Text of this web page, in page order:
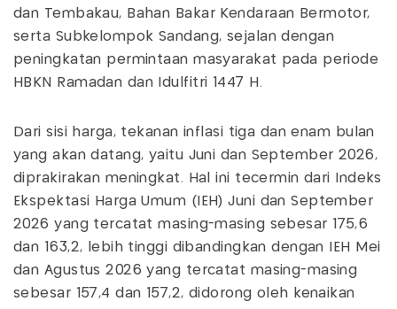
dan Tembakau, Bahan Bakar Kendaraan Bermotor,
serta Subkelompok Sandang, sejalan dengan
peningkatan permintaan masyarakat pada periode
HBKN Ramadan dan Idulfitri 1447 H.
Dari sisi harga, tekanan inflasi tiga dan enam bulan
yang akan datang, yaitu Juni dan September 2026,
diprakirakan meningkat. Hal ini tecermin dari Indeks
Ekspektasi Harga Umum (IEH) Juni dan September
2026 yang tercatat masing-masing sebesar 175,6
dan 163,2, lebih tinggi dibandingkan dengan IEH Mei
dan Agustus 2026 yang tercatat masing-masing
sebesar 157,4 dan 157,2, didorong oleh kenaikan